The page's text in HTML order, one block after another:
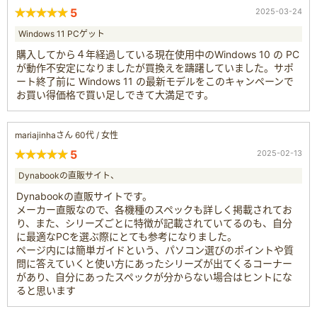
5 2025-03-24
Windows 11 PCゲット
購入してから４年経過している現在使用中のWindows 10 の PC
が動作不安定になりましたが買換えを躊躇していました。サポ
ート終了前に Windows 11 の最新モデルをこのキャンペーンで
お買い得価格で買い足しできて大満足です。
mariajinhaさん 60代 / 女性
5 2025-02-13
Dynabookの直販サイト、
Dynabookの直販サイトです。
メーカー直販なので、各機種のスペックも詳しく掲載されてお
り、また、シリーズごとに特徴が記載されていてるのも、自分
に最適なPCを選ぶ際にとても参考になりました。
ページ内には簡単ガイドという、パソコン選びのポイントや質
問に答えていくと使い方にあったシリーズが出てくるコーナー
があり、自分にあったスペックが分からない場合はヒントにな
ると思います